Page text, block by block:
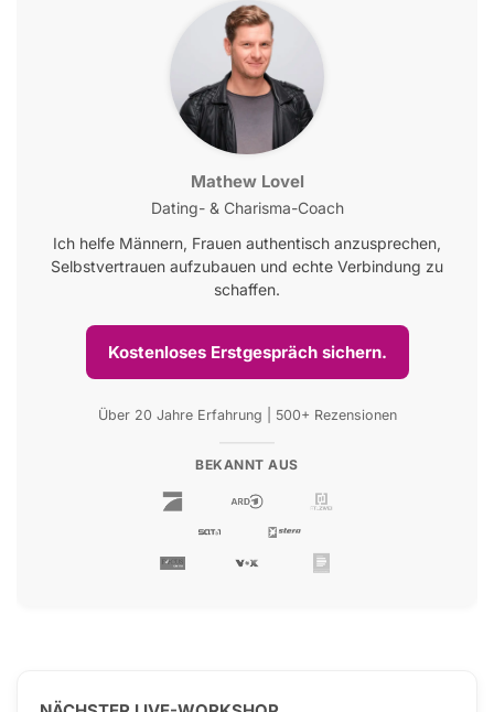
Mathew Lovel
Dating- & Charisma-Coach
Ich helfe Männern, Frauen authentisch anzusprechen,
Selbstvertrauen aufzubauen und echte Verbindung zu
schaffen.
Kostenloses Erstgespräch sichern.
Über 20 Jahre Erfahrung | 500+ Rezensionen
BEKANNT AUS